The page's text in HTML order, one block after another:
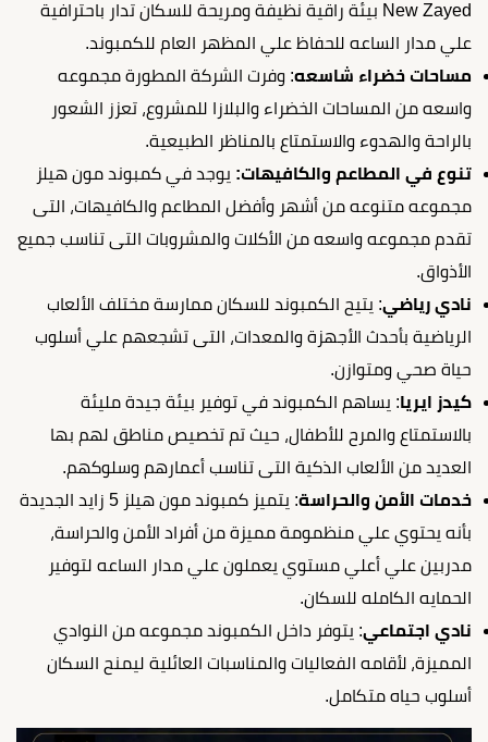
New Zayed بيئة راقية نظيفة ومريحة للسكان تدار باحترافية
علي مدار الساعه للحفاظ علي المظهر العام للكمبوند.
مساحات خضراء شاسعه: وفرت الشركة المطورة مجموعه
واسعه من المساحات الخضراء والبلازا للمشروع، تعزز الشعور
بالراحة والهدوء والاستمتاع بالمناظر الطبيعية.
تنوع في المطاعم والكافيهات: يوجد في كمبوند مون هيلز
مجموعه متنوعه من أشهر وأفضل المطاعم والكافيهات، التى
تقدم مجموعه واسعه من الأكلات والمشروبات التى تناسب جميع
الأذواق.
نادي رياضي: يتيح الكمبوند للسكان ممارسة مختلف الألعاب
الرياضية بأحدث الأجهزة والمعدات، التى تشجعهم علي أسلوب
حياة صحي ومتوازن.
كيدز ايريا: يساهم الكمبوند في توفير بيئة جيدة مليئة
بالاستمتاع والمرح للأطفال، حيث تم تخصيص مناطق لهم بها
العديد من الألعاب الذكية التى تناسب أعمارهم وسلوكهم.
خدمات الأمن والحراسة
: يتميز كمبوند مون هيلز 5 زايد الجديدة
بأنه يحتوي علي منظمومة مميزة من أفراد الأمن والحراسة،
مدربين علي أعلي مستوي يعملون علي مدار الساعه لتوفير
الحمايه الكامله للسكان.
نادي اجتماعي: يتوفر داخل الكمبوند مجموعه من النوادي
المميزة، لأقامه الفعاليات والمناسبات العائلية ليمنح السكان
أسلوب حياه متكامل.